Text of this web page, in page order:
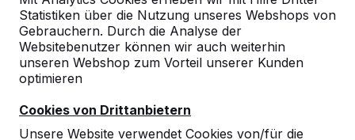
Statistiken über die Nutzung unseres Webshops von
Gebrauchern. Durch die Analyse der
Websitebenutzer können wir auch weiterhin
unseren Webshop zum Vorteil unserer Kunden
optimieren
Cookies von Drittanbietern
Unsere Website verwendet Cookies von/für die